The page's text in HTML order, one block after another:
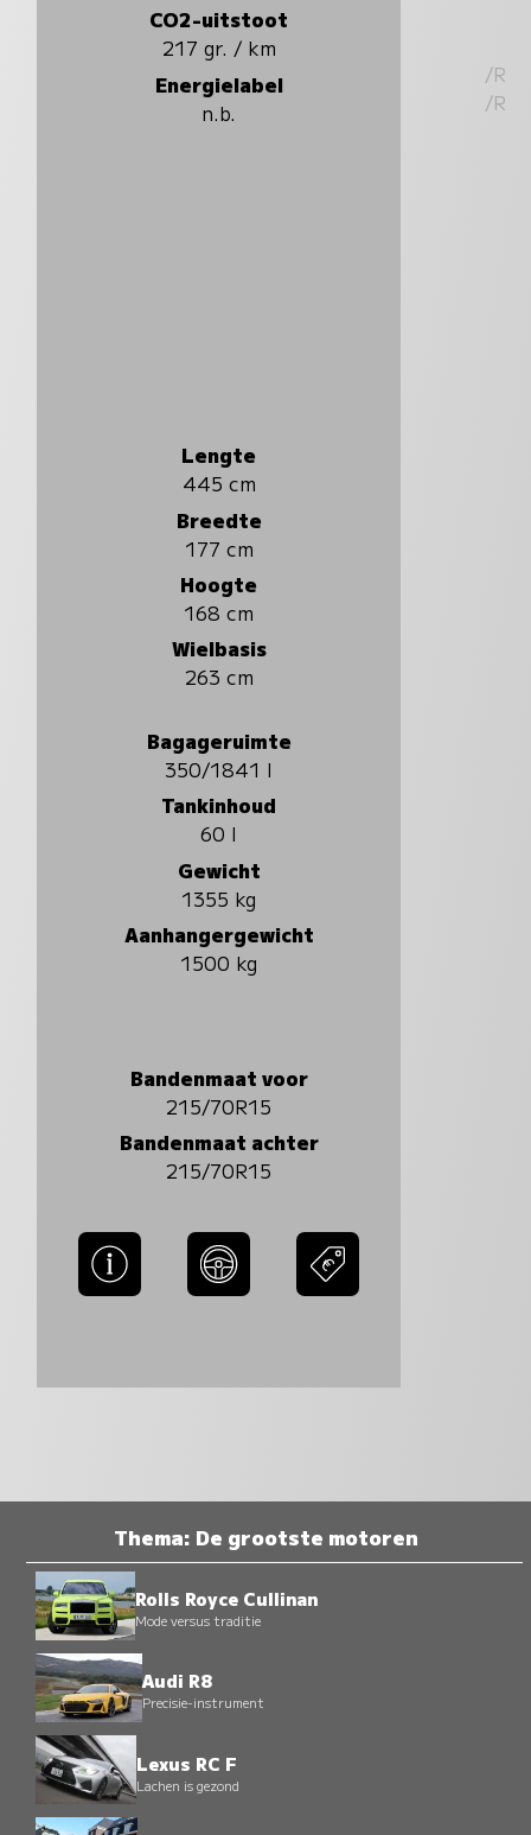
CO2-uitstoot
217 gr. / km
Energielabel
n.b.
Lengte
445 cm
Breedte
177 cm
Hoogte
168 cm
Wielbasis
263 cm
Bagageruimte
350/1841 l
Tankinhoud
60 l
Gewicht
1355 kg
Aanhangergewicht
1500 kg
Bandenmaat voor
215/70R15
Bandenmaat achter
215/70R15
/R
/R
Thema: De grootste motoren
Rolls Royce Cullinan
Mode versus traditie
Audi R8
Precisie-instrument
Lexus RC F
Lachen is gezond